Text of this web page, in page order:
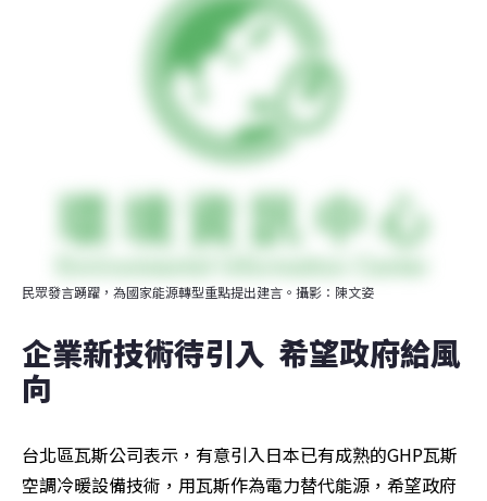
民眾發言踴躍，為國家能源轉型重點提出建言。攝影：陳文姿
企業新技術待引入  希望政府給風
向
台北區瓦斯公司表示，有意引入日本已有成熟的GHP瓦斯
空調冷暖設備技術，用瓦斯作為電力替代能源，希望政府